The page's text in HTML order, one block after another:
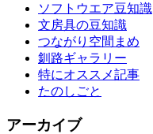
ソフトウエア豆知識
文房具の豆知識
つながり空間まめ
釧路ギャラリー
特にオススメ記事
たのしごと
アーカイブ